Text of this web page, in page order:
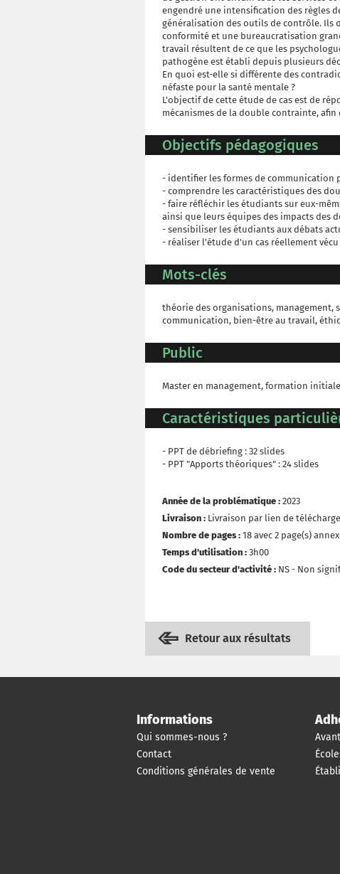
engendré une intensification des règles
généralisation des outils de contrôle. Ils
conformité et une bureaucratisation
travail résultent de ce que les
pathogène est établi depuis plusieurs
En quoi est-elle si différente des
néfaste pour la santé mentale ?
L'objectif de cette étude de cas est de
mécanismes de la double contrainte,
Objectifs pédagogiques
- identifier les formes de
- comprendre les caractéristiques des
- faire réfléchir les étudiants sur eux-
ainsi que leurs équipes des impacts des
- sensibiliser les étudiants aux débats
- réaliser l'étude d'un cas réellement vécu
Mots-clés
théorie des organisations,
communication, bien-être au travail,
Public
Master en management, formation
Caractéristiques
- PPT de débriefing : 32 slides
- PPT "Apports théoriques" : 24 slides
Année de la problématique : 2023
Livraison : Livraison par lien de
Nombre de pages : 18 avec 2 page(s)
Temps d'utilisation : 3h00
Code du secteur d'activité : NS - Non
Retour aux résultats
Informations
Qui sommes-nous ?
Contact
Conditions générales de vente